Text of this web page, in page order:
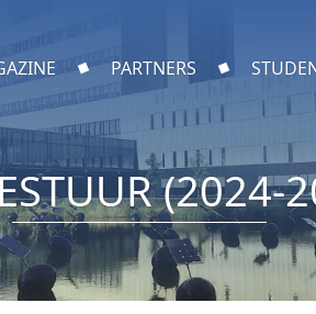
PARTNERS
(2024-